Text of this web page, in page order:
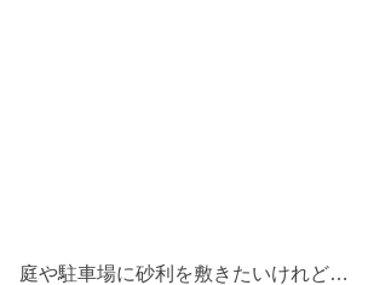
庭や駐車場に砂利を敷きたいけれど…